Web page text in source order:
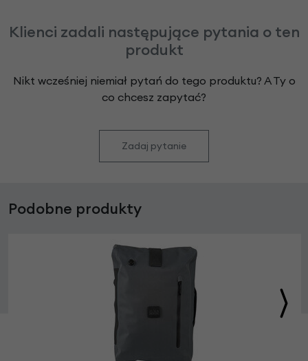
Klienci zadali następujące pytania o ten
produkt
Nikt wcześniej niemiał pytań do tego produktu? A Ty o
co chcesz zapytać?
Zadaj pytanie
Podobne produkty